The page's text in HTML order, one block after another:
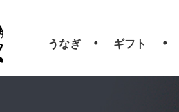
うなぎ ・ ギフト ・